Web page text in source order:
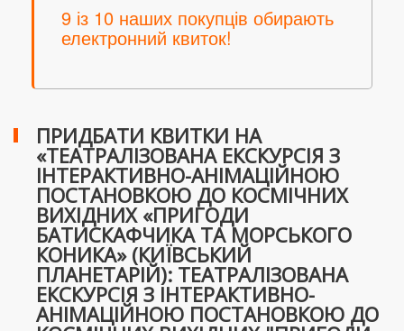
9 із 10 наших покупців обирають
електронний квиток!
ПРИДБАТИ КВИТКИ НА
«ТЕАТРАЛІЗОВАНА ЕКСКУРСІЯ З
ІНТЕРАКТИВНО-АНІМАЦІЙНОЮ
ПОСТАНОВКОЮ ДО КОСМІЧНИХ
ВИХІДНИХ «ПРИГОДИ
БАТИСКАФЧИКА ТА МОРСЬКОГО
КОНИКА» (КИЇВСЬКИЙ
ПЛАНЕТАРІЙ): ТЕАТРАЛІЗОВАНА
ЕКСКУРСІЯ З ІНТЕРАКТИВНО-
АНІМАЦІЙНОЮ ПОСТАНОВКОЮ ДО